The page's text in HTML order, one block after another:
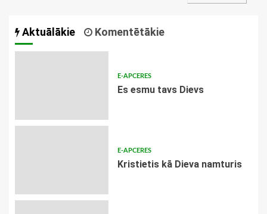
Aktuālākie Komentētākie
E-APCERES
Es esmu tavs Dievs
E-APCERES
Kristietis kā Dieva namturis